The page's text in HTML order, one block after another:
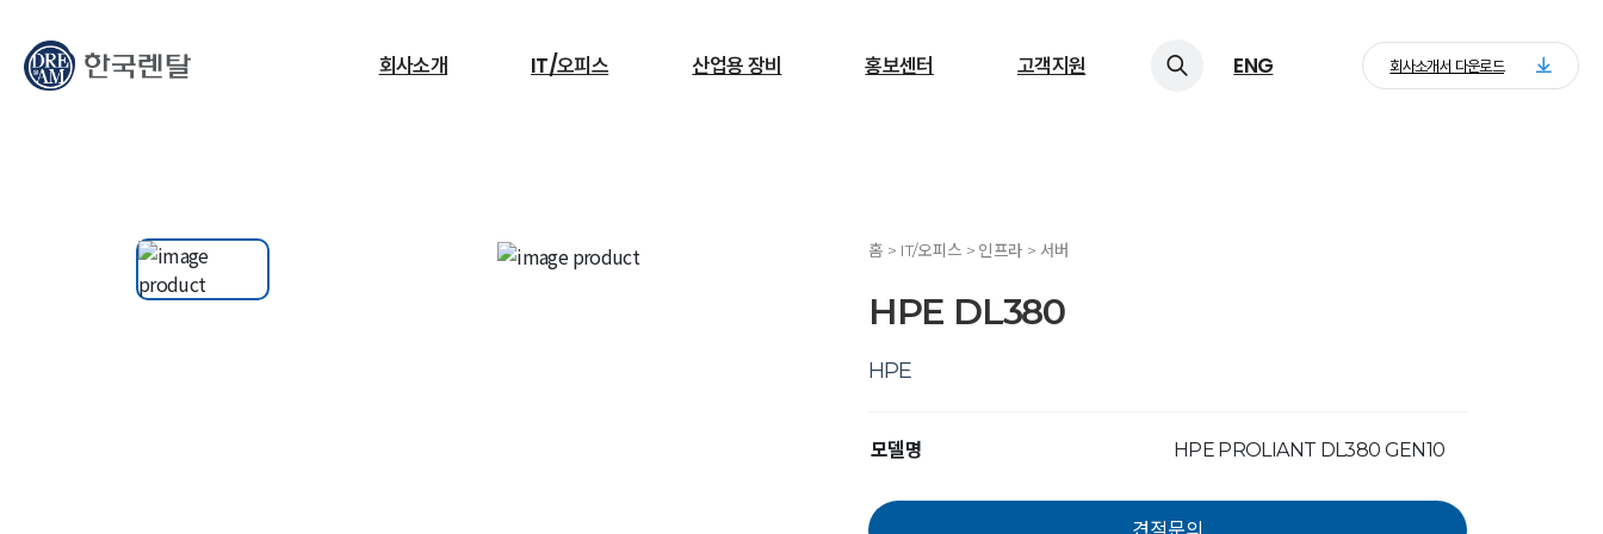
회사소개 IT/오피스 산업용 장비 홍보센터 고객지원 ENG
무엇을 찾고 계신가요?
ESG RF 서빙로봇
회사소개서 다운로드
홈 > IT/오피스 > 인프라 > 서버
HPE DL380
HPE
모델명 HPE PROLIANT DL380 GEN10